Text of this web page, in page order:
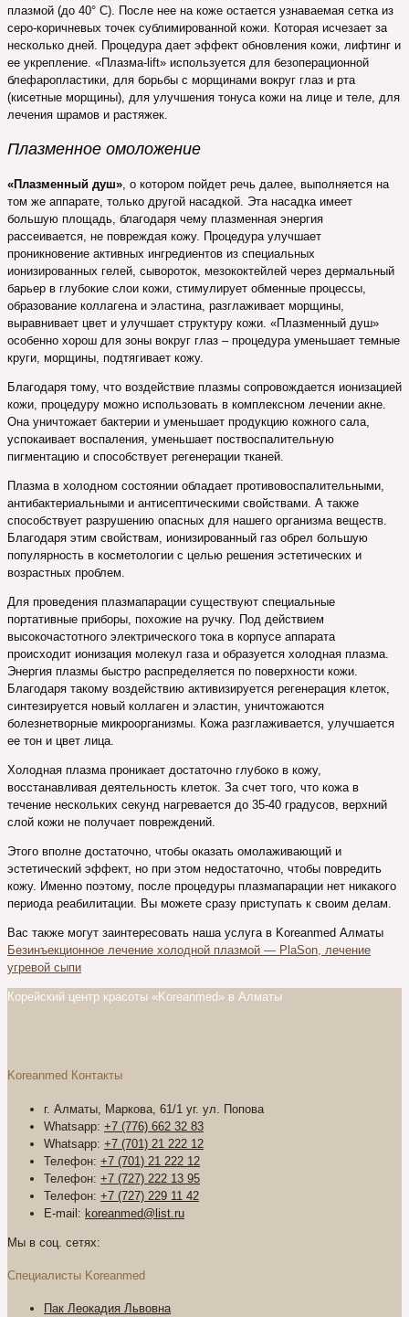
плазмой (до 40° С). После нее на коже остается узнаваемая сетка из
серо-коричневых точек сублимированной кожи. Которая исчезает за
несколько дней. Процедура дает эффект обновления кожи, лифтинг и
ее укрепление. «Плазма-lift» используется для безоперационной
блефаропластики, для борьбы с морщинами вокруг глаз и рта
(кисетные морщины), для улучшения тонуса кожи на лице и теле, для
лечения шрамов и растяжек.
Плазменное омоложение
«Плазменный душ», о котором пойдет речь далее, выполняется на
том же аппарате, только другой насадкой. Эта насадка имеет
большую площадь, благодаря чему плазменная энергия
рассеивается, не повреждая кожу. Процедура улучшает
проникновение активных ингредиентов из специальных
ионизированных гелей, сывороток, мезококтейлей через дермальный
барьер в глубокие слои кожи, стимулирует обменные процессы,
образование коллагена и эластина, разглаживает морщины,
выравнивает цвет и улучшает структуру кожи. «Плазменный душ»
особенно хорош для зоны вокруг глаз – процедура уменьшает темные
круги, морщины, подтягивает кожу.
Благодаря тому, что воздействие плазмы сопровождается ионизацией
кожи, процедуру можно использовать в комплексном лечении акне.
Она уничтожает бактерии и уменьшает продукцию кожного сала,
успокаивает воспаления, уменьшает поствоспалительную
пигментацию и способствует регенерации тканей.
Плазма в холодном состоянии обладает противовоспалительными,
антибактериальными и антисептическими свойствами. А также
способствует разрушению опасных для нашего организма веществ.
Благодаря этим свойствам, ионизированный газ обрел большую
популярность в косметологии с целью решения эстетических и
возрастных проблем.
Для проведения плазмапарации существуют специальные
портативные приборы, похожие на ручку. Под действием
высокочастотного электрического тока в корпусе аппарата
происходит ионизация молекул газа и образуется холодная плазма.
Энергия плазмы быстро распределяется по поверхности кожи.
Благодаря такому воздействию активизируется регенерация клеток,
синтезируется новый коллаген и эластин, уничтожаются
болезнетворные микроорганизмы. Кожа разглаживается, улучшается
ее тон и цвет лица.
Холодная плазма проникает достаточно глубоко в кожу,
восстанавливая деятельность клеток. За счет того, что кожа в
течение нескольких секунд нагревается до 35-40 градусов, верхний
слой кожи не получает повреждений.
Этого вполне достаточно, чтобы оказать омолаживающий и
эстетический эффект, но при этом недостаточно, чтобы повредить
кожу. Именно поэтому, после процедуры плазмапарации нет никакого
периода реабилитации. Вы можете сразу приступать к своим делам.
Вас также могут заинтересовать наша услуга в Koreanmed Алматы
Безинъекционное лечение холодной плазмой — PlaSon, лечение
угревой сыпи
Корейский центр красоты «Koreanmed» в Алматы
Koreanmed Контакты
г. Алматы, Маркова, 61/1 уг. ул. Попова
Whatsapp: +7 (776) 662 32 83
Whatsapp: +7 (701) 21 222 12
Телефон: +7 (701) 21 222 12
Телефон: +7 (727) 222 13 95
Телефон: +7 (727) 229 11 42
E-mail: koreanmed@list.ru
Мы в соц. сетях:
Специалисты Koreanmed
Пак Леокадия Львовна